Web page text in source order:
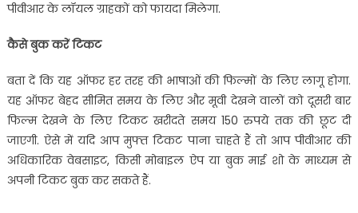
पीवीआर के लॉयल ग्राहकों को फायदा मिलेगा.
कैसे बुक करें टिकट
बता दें कि यह ऑफर हर तरह की भाषाओं की फिल्मों के लिए लागू होगा.
यह ऑफर बेहद सीमित समय के लिए और मूवी देखने वालों को दूसरी बार
फिल्म देखने के लिए टिकट खरीदते समय 150 रुपये तक की छूट दी
जाएगी. ऐसे में यदि आप मुफ्त टिकट पाना चाहते हैं तो आप पीवीआर की
अधिकारिक वेबसाइट, किसी मोबाइल ऐप या बुक माई शो के माध्यम से
अपनी टिकट बुक कर सकते हैं.